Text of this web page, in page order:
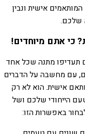
אישית ונבין
שלכם.
כי אתם מיוחדים!
מתנה שכל אחד
עם מחשבה על הדברים
אישית. הוא לא רק
הייחודי שלכם ושל
באפשרות הזו: